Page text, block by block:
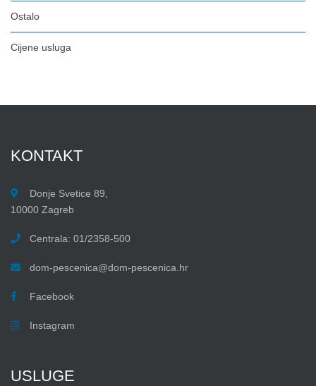
Ostalo
Cijene usluga
KONTAKT
Donje Svetice 89,
10000 Zagreb
Centrala: 01/2358-500
dom-pescenica@dom-pescenica.hr
Facebook
Instagram
USLUGE